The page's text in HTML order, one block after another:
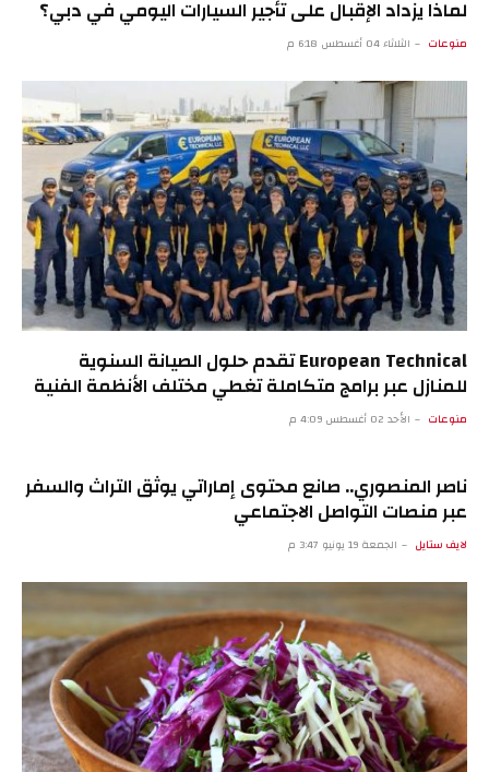
لماذا يزداد الإقبال على تأجير السيارات اليومي في دبي؟
منوعات الثلاثاء 04 أغسطس 6:18 م
European Technical تقدم حلول الصيانة السنوية
للمنازل عبر برامج متكاملة تغطي مختلف الأنظمة الفنية
منوعات الأحد 02 أغسطس 4:09 م
ناصر المنصوري.. صانع محتوى إماراتي يوثق التراث والسفر
عبر منصات التواصل الاجتماعي
لايف ستايل الجمعة 19 يونيو 3:47 م